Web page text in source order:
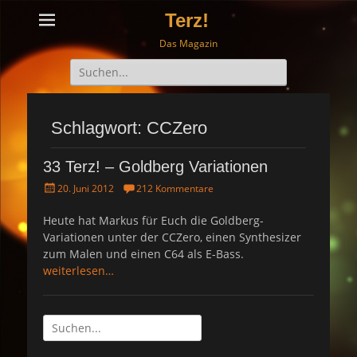
Terz!
Das Magazin
Suche
nach:
Schlagwort: CCZero
33 Terz! – Goldberg Variationen
P
s
t
e
d
o
20. Juni 2012 212 Kommentare
Heute hat Markus für Euch die Goldberg-
Variationen unter der CCZero, einen Synthesizer
zum Malen und einen C64 als E-Bass.
weiterlesen…
Suche
nach: